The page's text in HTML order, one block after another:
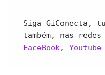
Siga GiConecta,
também, nas
FaceBook, Youtube